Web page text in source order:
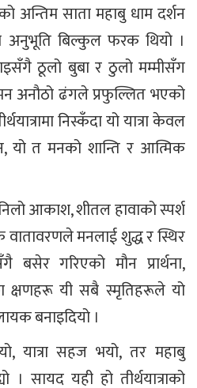
अन्तिम साता महाबु धाम दर्शन
अनुभूति बिल्कुल फरक थियो ।
ठूलो बुबा र ठुलो मम्मीसँग
अनौठो ढंगले प्रफुल्लित भएको
निस्कँदा यो यात्रा केवल
यो त मनको शान्ति र आत्मिक
आकाश, शीतल हावाको स्पर्श
मनलाई शुद्ध र स्थिर
बसेर गरिएको मौन प्रार्थना,
क्षणहरू यी सबै स्मृतिहरूले यो
बनाइदियो ।
यात्रा सहज भयो, तर महाबु
। सायद यही हो तीर्थयात्राको